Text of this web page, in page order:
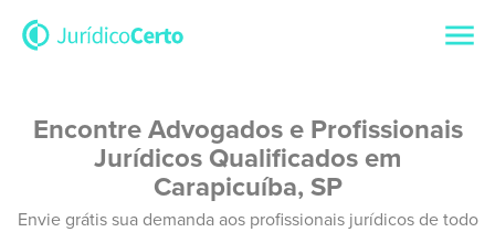
Encontre Advogados e Profissionais
Jurídicos Qualificados em
Carapicuíba, SP
Envie grátis sua demanda aos profissionais jurídicos de todo